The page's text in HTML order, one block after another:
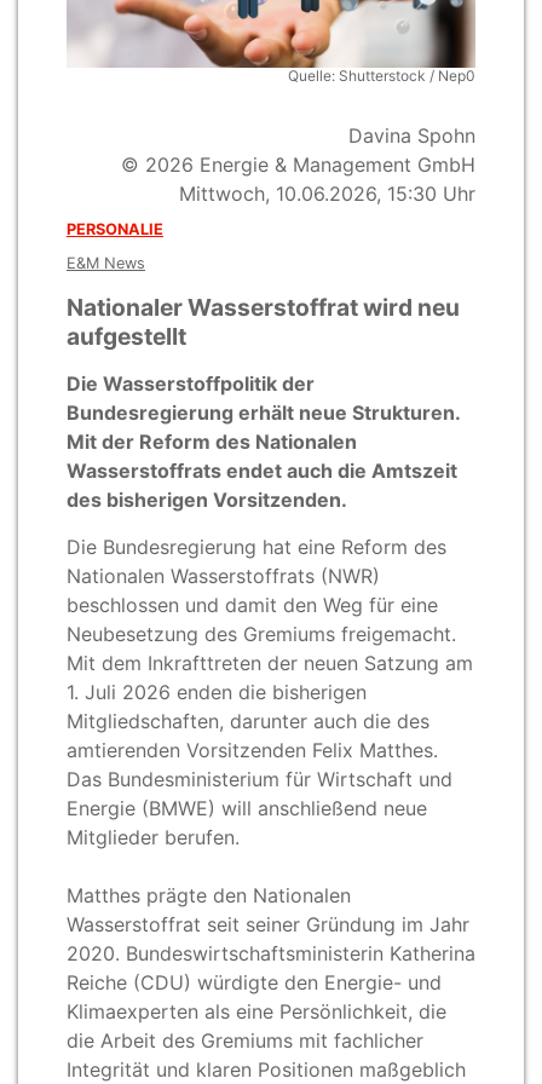
Quelle: Shutterstock / Nep0
Davina Spohn
© 2026 Energie & Management GmbH
Mittwoch, 10.06.2026, 15:30 Uhr
PERSONALIE
E&M News
Nationaler Wasserstoffrat wird neu
aufgestellt
Die Wasserstoffpolitik der
Bundesregierung erhält neue Strukturen.
Mit der Reform des Nationalen
Wasserstoffrats endet auch die Amtszeit
des bisherigen Vorsitzenden.
Die Bundesregierung hat eine Reform des
Nationalen Wasserstoffrats (NWR)
beschlossen und damit den Weg für eine
Neubesetzung des Gremiums freigemacht.
Mit dem Inkrafttreten der neuen Satzung am
1. Juli 2026 enden die bisherigen
Mitgliedschaften, darunter auch die des
amtierenden Vorsitzenden Felix Matthes.
Das Bundesministerium für Wirtschaft und
Energie (BMWE) will anschließend neue
Mitglieder berufen.
Matthes prägte den Nationalen
Wasserstoffrat seit seiner Gründung im Jahr
2020. Bundeswirtschaftsministerin Katherina
Reiche (CDU) würdigte den Energie- und
Klimaexperten als eine Persönlichkeit, die
die Arbeit des Gremiums mit fachlicher
Integrität und klaren Positionen maßgeblich